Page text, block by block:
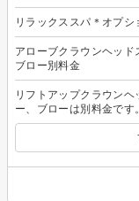
リラックススパ＊オプ
アローブクラウンヘッド
ブロー別料金
リフトアップクラウン
ー、ブローは別料金です。